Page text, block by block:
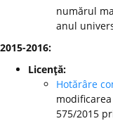
numărul
anul
2015-2016:
Licenţă:
Hotărâre
575/2015